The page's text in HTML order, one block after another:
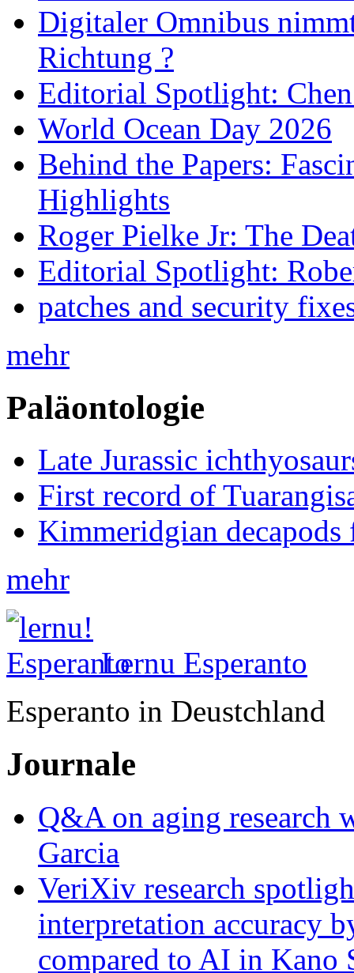
Digitaler Omnibus
Richtung ?
Editorial Spotlight:
World Ocean Day 2026
Behind the Papers:
Highlights
Roger Pielke Jr: The
Editorial Spotlight:
patches and security
mehr
Paläontologie
Late Jurassic
First record of
Kimmeridgian
mehr
Lernu Esperanto
Esperanto in Deustchland
Journale
Q&A on aging research
Garcia
VeriXiv research
interpretation accuracy
compared to AI in Kano